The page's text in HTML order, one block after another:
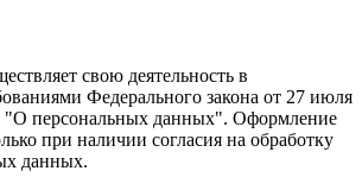
свою деятельность в
Федерального закона от 27 июля
персональных данных". Оформление
при наличии согласия на обработку
данных.